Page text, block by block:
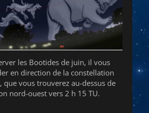
les Bootides de juin, il vous
en direction de la constellation
que vous trouverez au-dessus de
nord-ouest vers 2 h 15 TU.